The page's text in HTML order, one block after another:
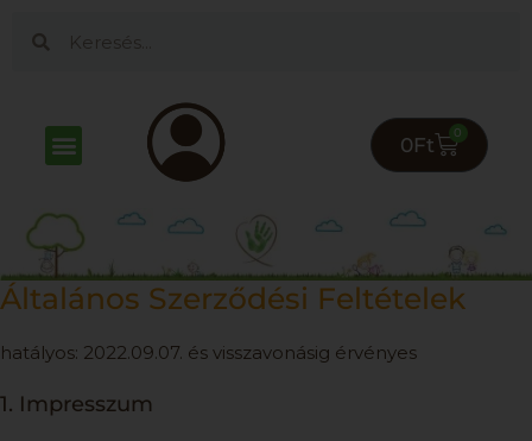
0Ft 0
Általános Szerződési Feltételek
hatályos: 2022.09.07. és visszavonásig érvényes
1. Impresszum